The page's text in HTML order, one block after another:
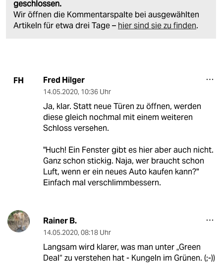
geschlossen.
Wir öffnen die Kommentarspalte bei ausgewählten
Artikeln für etwa drei Tage – hier sind sie zu finden.
FH Fred Hilger
14.05.2020, 10:36 Uhr
Ja, klar. Statt neue Türen zu öffnen, werden
diese gleich nochmal mit einem weiteren
Schloss versehen.
"Huch! Ein Fenster gibt es hier aber auch nicht.
Ganz schon stickig. Naja, wer braucht schon
Luft, wenn er ein neues Auto kaufen kann?"
Einfach mal verschlimmbessern.
Rainer B.
14.05.2020, 08:18 Uhr
Langsam wird klarer, was man unter „Green
Deal“ zu verstehen hat - Kungeln im Grünen. (;-))